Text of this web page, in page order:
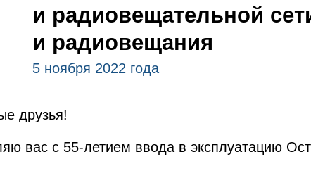
и радиовещательной
и радиовещания
5 ноября 2022 года
друзья!
вас с 55-летием ввода в эксплуатацию